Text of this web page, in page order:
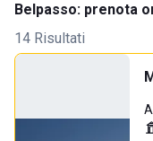
Belpasso: prenota
14 Risultati